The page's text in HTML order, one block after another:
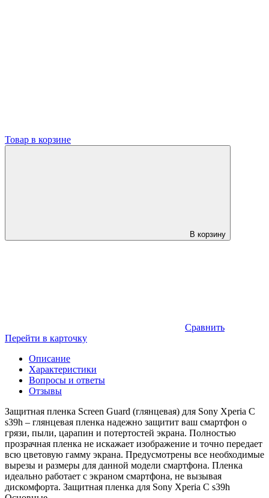
Товар в корзине
В корзину
Сравнить
Перейти в карточку
Описание
Характеристики
Вопросы и ответы
Отзывы
Защитная пленка Screen Guard (глянцевая) для Sony Xperia C
s39h – глянцевая пленка надежно защитит ваш смартфон о
грязи, пыли, царапин и потертостей экрана. Полностью
прозрачная пленка не искажает изображение и точно передает
всю цветовую гамму экрана. Предусмотрены все необходимые
вырезы и размеры для данной модели смартфона. Пленка
идеально работает с экраном смартфона, не вызывая
дискомфорта. Защитная пленка для Sony Xperia C s39h